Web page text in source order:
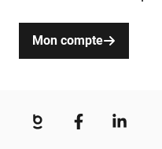
Mon compte